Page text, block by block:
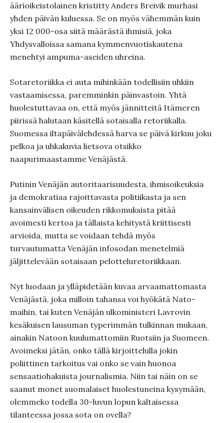
äärioikeistolainen kristitty Anders Breivik murhasi
yhden päivän kuluessa. Se on myös vähemmän kuin
yksi 12 000-osa siitä määrästä ihmisiä, joka
Yhdysvalloissa samana kymmenvuotiskautena
menehtyi ampuma-aseiden uhreina.
Sotaretoriikka ei auta mihinkään todellisiin uhkiin
vastaamisessa, paremminkin päinvastoin. Yhtä
huolestuttavaa on, että myös jännitteitä Itämeren
piirissä halutaan käsitellä sotaisalla retoriikalla.
Suomessa iltapäivälehdessä harva se päivä kirkuu joku
pelkoa ja uhkakuvia lietsova otsikko
naapurimaastamme Venäjästä.
Putinin Venäjän autoritaarisuudesta, ihmisoikeuksia
ja demokratiaa rajoittavasta politiikasta ja sen
kansainvälisen oikeuden rikkomuksista pitää
avoimesti kertoa ja tällaista kehitystä kriittisesti
arvioida, mutta se voidaan tehdä myös
turvautumatta Venäjän infosodan menetelmiä
jäljittelevään sotaisaan pelotteluretoriikkaan.
Nyt luodaan ja ylläpidetään kuvaa arvaamattomasta
Venäjästä, joka milloin tahansa voi hyökätä Nato-
maihin, tai kuten Venäjän ulkoministeri Lavrovin
kesäkuisen lausuman typerimmän tulkinnan mukaan,
ainakin Natoon kuulumattomiin Ruotsiin ja Suomeen.
Avoimeksi jätän, onko tällä kirjoittelulla jokin
poliittinen tarkoitus vai onko se vain huonoa
sensaatiohakuista journalismia. Niin tai näin on se
saanut monet suomalaiset huolestuneina kysymään,
olemmeko todella 30-luvun lopun kaltaisessa
tilanteessa jossa sota on ovella?